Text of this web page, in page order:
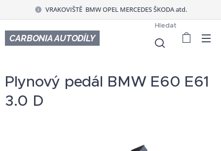
VRAKOVIŠTĚ BMW OPEL MERCEDES ŠKODA atd.
CARBONIA AUTODÍLY
Hledat
Plynový pedál BMW E60 E61
3.0 D